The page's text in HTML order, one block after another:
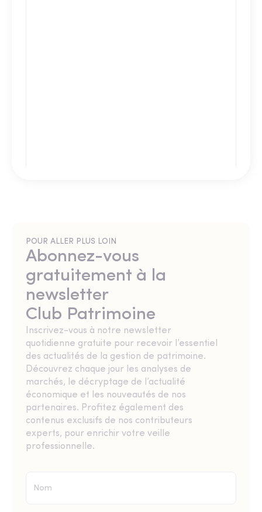
POUR ALLER PLUS LOIN
Abonnez-vous
gratuitement à la
newsletter
Club Patrimoine
Inscrivez-vous à notre newsletter
quotidienne gratuite pour recevoir l’essentiel
des actualités de la gestion de patrimoine.
Découvrez chaque jour les analyses de
marchés, le décryptage de l’actualité
économique et les nouveautés de nos
partenaires. Profitez également des
contenus exclusifs de nos contributeurs
experts, pour enrichir votre veille
professionnelle.